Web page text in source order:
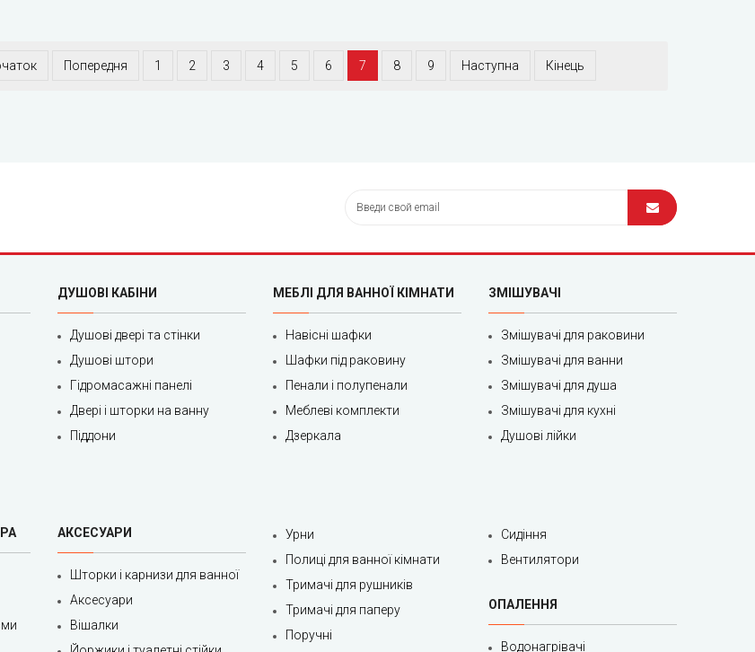
Попередня 1 2 3 4 5 6 7 8 9 Наступна Кінець
ДУШОВІ КАБІНИ
Душові двері та стінки
Душові штори
Гідромасажні панелі
Двері і шторки на ванну
Піддони
МЕБЛІ ДЛЯ ВАННОЇ КІМНАТИ
Навісні шафки
Шафки під раковину
Пенали і полупенали
Меблеві комплекти
Дзеркала
ЗМІШУВАЧІ
Змішувачі для раковини
Змішувачі для ванни
Змішувачі для душа
Змішувачі для кухні
Душові лійки
АКСЕСУАРИ
Шторки і карнизи для ванної
Аксесуари
Вішалки
Урни
Полиці для ванної кімнати
Тримачі для рушників
Тримачі для паперу
Поручні
Сидіння
Вентилятори
ОПАЛЕННЯ
Водонагрівачі